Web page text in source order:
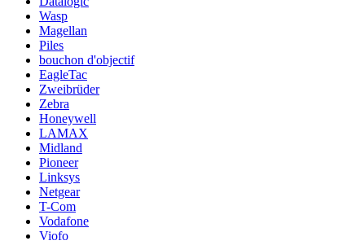
Wasp
Magellan
Piles
bouchon d'objectif
EagleTac
Zweibrüder
Zebra
Honeywell
LAMAX
Midland
Pioneer
Linksys
Netgear
T-Com
Vodafone
Viofo